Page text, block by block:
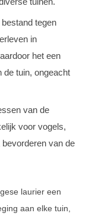
tegen
in
het een
de tuin, ongeacht
van de
voor vogels,
van de
laurier een
aan elke tuin,